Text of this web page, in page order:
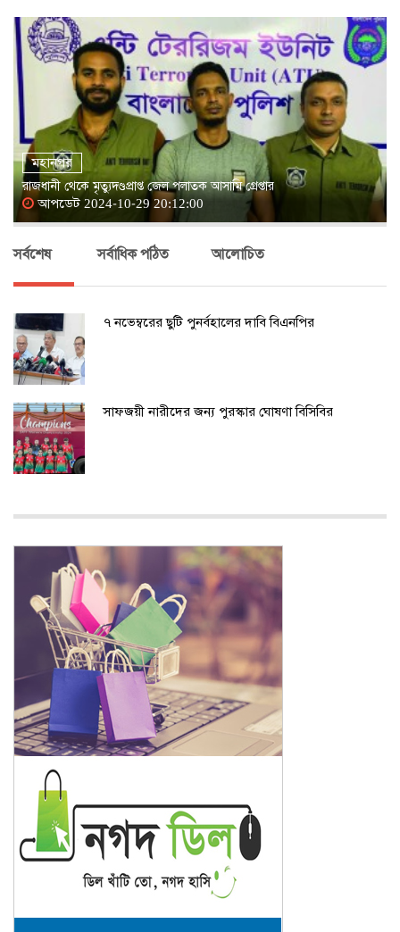
মহানগর
রাজধানী থেকে মৃত্যুদণ্ডপ্রাপ্ত জেল পলাতক আসামি গ্রেপ্তার
আপডেট 2024-10-29 20:12:00
সর্বশেষ সর্বাধিক পঠিত আলোচিত
৭ নভেম্বরের ছুটি পুনর্বহালের দাবি বিএনপির
সাফজয়ী নারীদের জন্য পুরস্কার ঘোষণা বিসিবির